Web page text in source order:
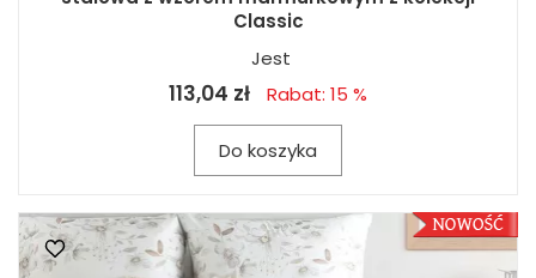
Classic
Jest
113,04 zł Rabat: 15 %
Do koszyka